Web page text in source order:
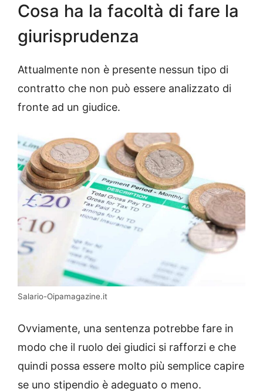
Cosa ha la facoltà di fare la
giurisprudenza
Attualmente non è presente nessun tipo di
contratto che non può essere analizzato di
fronte ad un giudice.
Salario-Oipamagazine.it
Ovviamente, una sentenza potrebbe fare in
modo che il ruolo dei giudici si rafforzi e che
quindi possa essere molto più semplice capire
se uno stipendio è adeguato o meno.